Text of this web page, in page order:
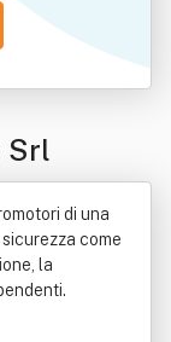
Srl
di una
come
la